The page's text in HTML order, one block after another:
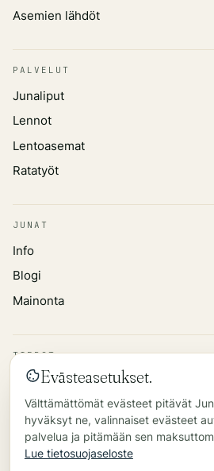
Asemien lähdöt
PALVELUT
Junaliput
Lennot
Lentoasemat
Ratatyöt
JUNAT
Info
Blogi
Mainonta
TIEDOT
Tietosuojakäytäntö
Tietolähde
Yhteys
Evästeasetukset.
Välttämättömät evästeet pitävät
hyväksyt ne, valinnaiset evästeet
palvelua ja pitämään sen
Lue tietosuojaseloste